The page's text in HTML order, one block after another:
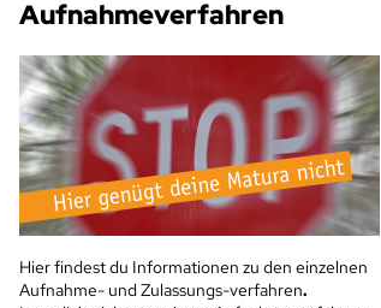
Aufnahmeverfahren
Hier findest du Informationen zu den einzelnen
Aufnahme- und Zulassungs-verfahren.